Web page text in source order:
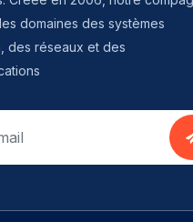
domaines des systèmes
des réseaux et des